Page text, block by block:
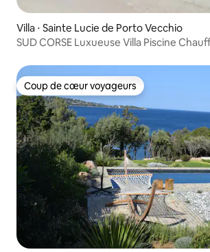
Villa ⋅ Sainte Lucie de Porto Vecchio
SUD CORSE Luxueuse Villa Piscine
Coup de cœur voyageurs
Coup de cœur voyageurs